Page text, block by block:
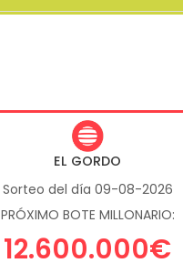
EL GORDO
Sorteo del día 09-08-2026
PRÓXIMO BOTE MILLONARIO:
12.600.000€